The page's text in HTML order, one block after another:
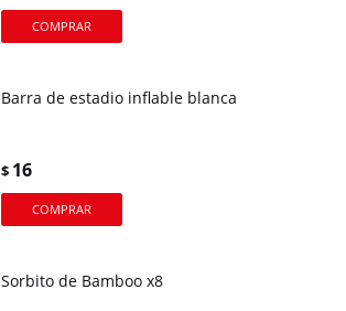
Barra de estadio inflable blanca
$ 16
Sorbito de Bamboo x8